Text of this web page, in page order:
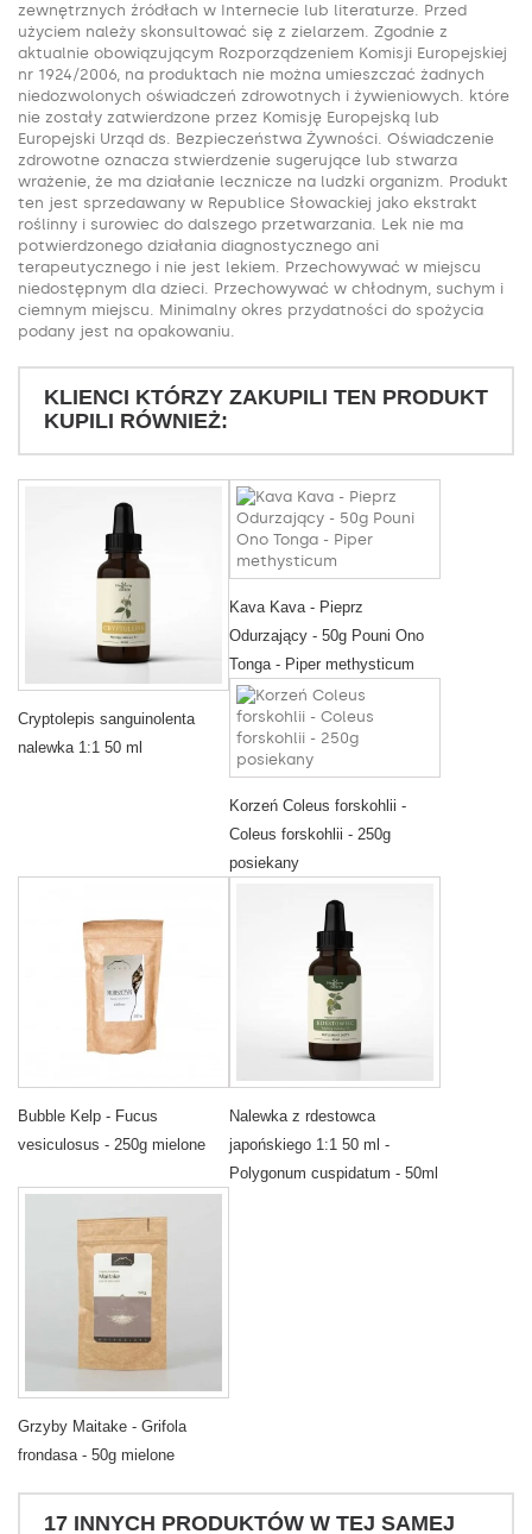
zewnętrznych źródłach w Internecie lub literaturze. Przed
użyciem należy skonsultować się z zielarzem. Zgodnie z
aktualnie obowiązującym Rozporządzeniem Komisji Europejskiej
nr 1924/2006, na produktach nie można umieszczać żadnych
niedozwolonych oświadczeń zdrowotnych i żywieniowych. które
nie zostały zatwierdzone przez Komisję Europejską lub
Europejski Urząd ds. Bezpieczeństwa Żywności. Oświadczenie
zdrowotne oznacza stwierdzenie sugerujące lub stwarza
wrażenie, że ma działanie lecznicze na ludzki organizm. Produkt
ten jest sprzedawany w Republice Słowackiej jako ekstrakt
roślinny i surowiec do dalszego przetwarzania. Lek nie ma
potwierdzonego działania diagnostycznego ani
terapeutycznego i nie jest lekiem. Przechowywać w miejscu
niedostępnym dla dzieci. Przechowywać w chłodnym, suchym i
ciemnym miejscu. Minimalny okres przydatności do spożycia
podany jest na opakowaniu.
KLIENCI KTÓRZY ZAKUPILI TEN PRODUKT
KUPILI RÓWNIEŻ:
Cryptolepis sanguinolenta
nalewka 1:1 50 ml
Kava Kava - Pieprz
Odurzający - 50g Pouni Ono
Tonga - Piper methysticum
Korzeń Coleus forskohlii -
Coleus forskohlii - 250g
posiekany
Bubble Kelp - Fucus
vesiculosus - 250g mielone
Nalewka z rdestowca
japońskiego 1:1 50 ml -
Polygonum cuspidatum - 50ml
Grzyby Maitake - Grifola
frondasa - 50g mielone
17 INNYCH PRODUKTÓW W TEJ SAMEJ